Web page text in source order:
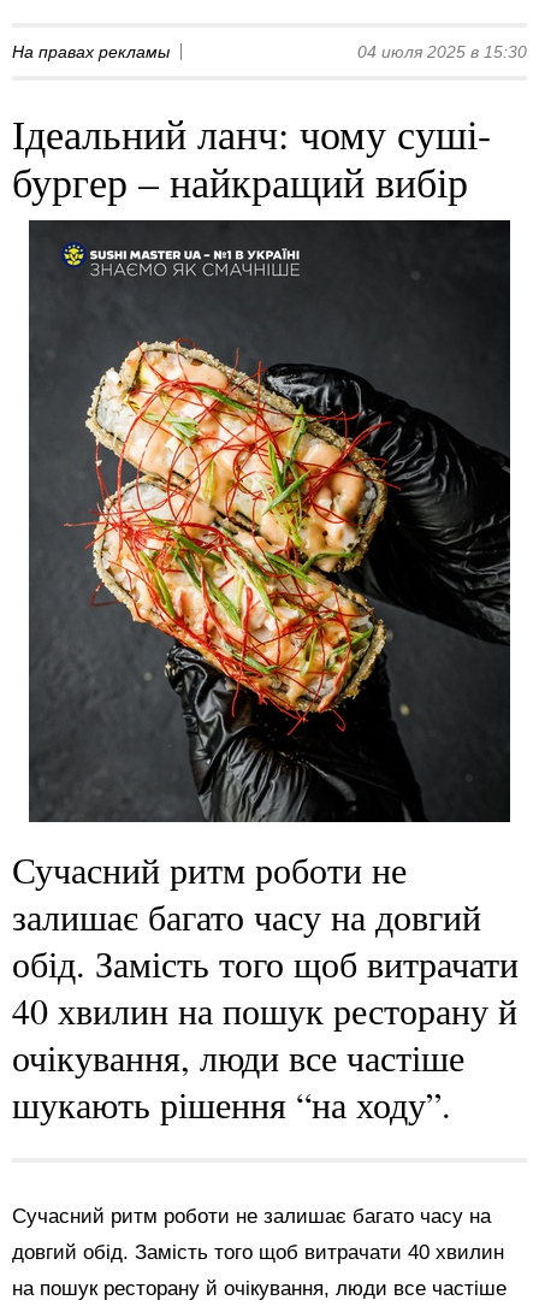
На правах рекламы 04 июля 2025 в 15:30
Ідеальний ланч: чому суші-
бургер – найкращий вибір
Сучасний ритм роботи не
залишає багато часу на довгий
обід. Замість того щоб витрачати
40 хвилин на пошук ресторану й
очікування, люди все частіше
шукають рішення “на ходу”.
Сучасний ритм роботи не залишає багато часу на
довгий обід. Замість того щоб витрачати 40 хвилин
на пошук ресторану й очікування, люди все частіше